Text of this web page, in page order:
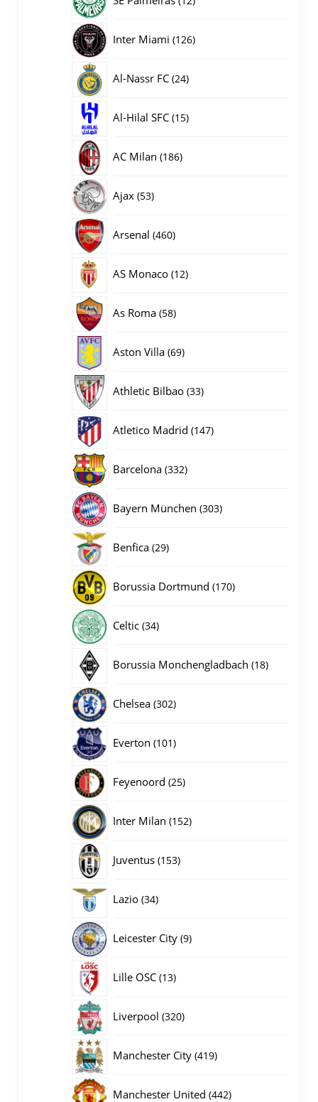
Inter Miami 126126
Al-Nassr FC 2424
Al-Hilal SFC 1515
AC Milan 186186
Ajax 5353
Arsenal 460460
AS Monaco 1212
As Roma 5858
Aston Villa 6969
Athletic Bilbao 3333
Atletico Madrid 147147
Barcelona 332332
Bayern München 303303
Benfica 2929
Borussia Dortmund 170170
Celtic 3434
Borussia Monchengladbach 1818
Chelsea 302302
Everton 101101
Feyenoord 2525
Inter Milan 152152
Juventus 153153
Lazio 3434
Leicester City 99
Lille OSC 1313
Liverpool 320320
Manchester City 419419
Manchester United 442442